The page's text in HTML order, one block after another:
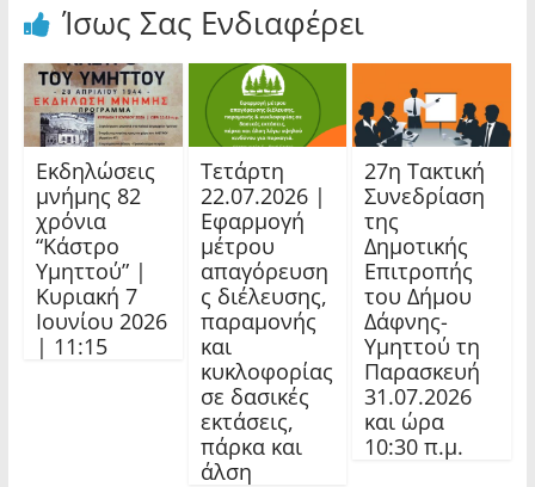
Ίσως Σας Ενδιαφέρει
Εκδηλώσεις
μνήμης 82
χρόνια
“Κάστρο
Υμηττού” |
Κυριακή 7
Ιουνίου 2026
| 11:15
Τετάρτη
22.07.2026 |
Εφαρμογή
μέτρου
απαγόρευση
ς διέλευσης,
παραμονής
και
κυκλοφορίας
σε δασικές
εκτάσεις,
πάρκα και
άλση
27η Τακτική
Συνεδρίαση
της
Δημοτικής
Επιτροπής
του Δήμου
Δάφνης-
Υμηττού τη
Παρασκευή
31.07.2026
και ώρα
10:30 π.μ.